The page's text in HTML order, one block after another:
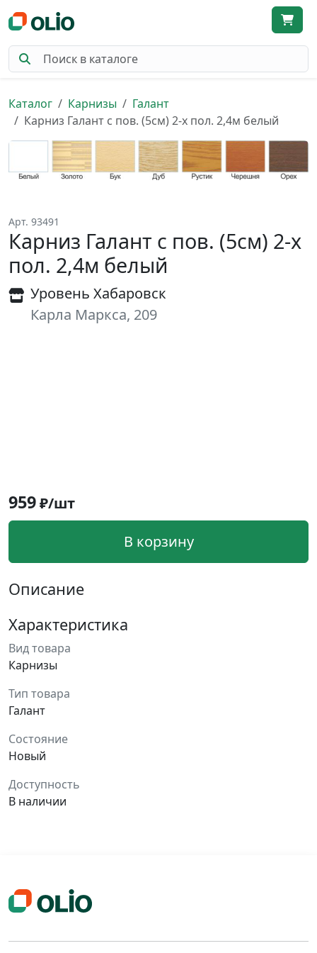
Каталог Карнизы
Галант
Карниз Галант с пов. (5см) 2-х пол. 2,4м белый
Арт. 93491
Карниз Галант с пов. (5см) 2-х
пол. 2,4м белый
Уровень Хабаровск
Карла Маркса, 209
959₽/шт
В корзину
Описание
Характеристика
Вид товара
Карнизы
Тип товара
Галант
Состояние
Новый
Доступность
В наличии